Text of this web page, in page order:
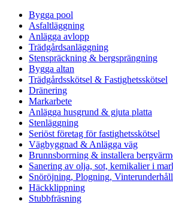
Bygga pool
Asfaltläggning
Anlägga avlopp
Trädgårdsanläggning
Stenspräckning & bergsprängning
Bygga altan
Trädgårdsskötsel & Fastighetsskötsel
Dränering
Markarbete
Anlägga husgrund & gjuta platta
Stenläggning
Seriöst företag för fastighetsskötsel
Vägbyggnad & Anlägga väg
Brunnsborrning & installera
Sanering av olja, sot, kemikalier i
Snöröjning, Plogning,
Häckklippning
Stubbfräsning